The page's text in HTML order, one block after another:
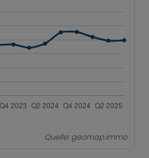
Quelle: geomap.immo